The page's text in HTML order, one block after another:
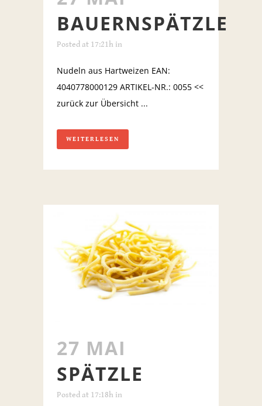
BAUERNSPÄTZLE
Posted at 17:21h in
Nudeln aus Hartweizen EAN:
4040778000129 ARTIKEL-NR.: 0055 <<
zurück zur Übersicht ...
WEITERLESEN
27 MAI
SPÄTZLE
Posted at 17:18h in